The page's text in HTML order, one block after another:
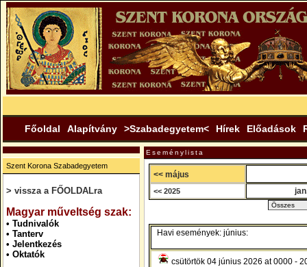
Főoldal Alapítvány >Szabadegyetem< Hírek Előadások
Szent Korona Szabadegyetem
> vissza a FŐOLDALra
Magyar műveltség szak:
• Tudnivalók
• Tanterv
• Jelentkezés
• Oktatók
Eseménylista
<< május
<< 2025
Havi események: június:
csütörtök 04 június 2026 at 0000 -